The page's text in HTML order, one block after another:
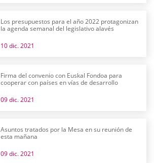
Los presupuestos para el año 2022 protagonizan
la agenda semanal del legislativo alavés
10 dic. 2021
Firma del convenio con Euskal Fondoa para
cooperar con países en vías de desarrollo
09 dic. 2021
Asuntos tratados por la Mesa en su reunión de
esta mañana
09 dic. 2021